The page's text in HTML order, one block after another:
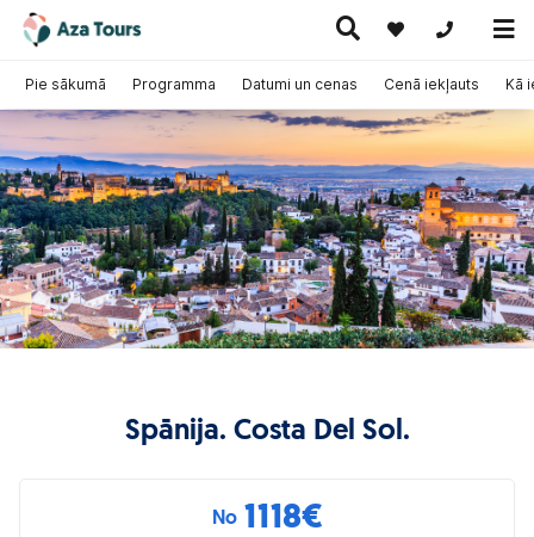
+371
ceļojumi
Ceļojumi
pa Eiropu
(ar
lidmašīnu)
Kruīzi
Karstie
piedāvājumi
Spānija. Costa Del Sol.
Pie sākumā Programma Datumi un cenas Cenā iekļauts Kā
No 1118€